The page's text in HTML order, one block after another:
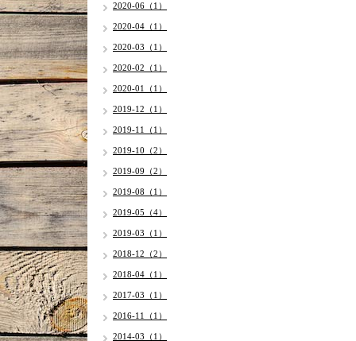
2020-06（1）
2020-04（1）
2020-03（1）
2020-02（1）
2020-01（1）
2019-12（1）
2019-11（1）
2019-10（2）
2019-09（2）
2019-08（1）
2019-05（4）
2019-03（1）
2018-12（2）
2018-04（1）
2017-03（1）
2016-11（1）
2014-03（1）